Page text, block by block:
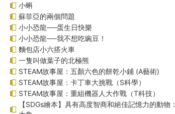
小蝌
蘇菲亞的兩個問題
小小恐龍──蛋生日快樂
小小恐龍──我不想吃豌豆！
麵包店小六搭火車
一隻叫做葉子的北極熊
STEAM故事屋：五顏六色的餅乾小鋪 (A藝術)
STEAM故事屋：卡丁車大挑戰（S科學）
STEAM故事屋：重組機器人大作戰（T科技）
【SDGs繪本】具有高度智商和絕佳記憶力的動物：